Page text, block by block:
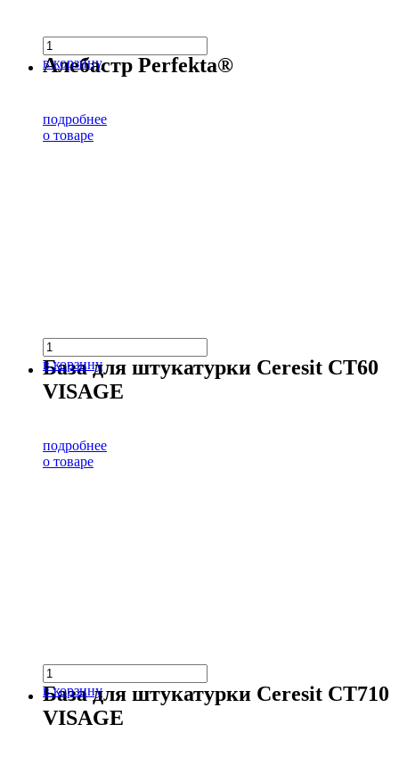
в корзину
Алебастр Perfekta®
подробнее
о товаре
в корзину
База для штукатурки Ceresit CT60
VISAGE
подробнее
о товаре
в корзину
База для штукатурки Ceresit CT710
VISAGE